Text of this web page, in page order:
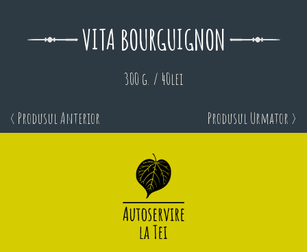
VITA BOURGUIGNON
300 g. / 40lei
< Produsul Anterior Produsul Urmator >